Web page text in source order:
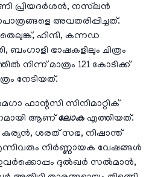
പ്രിയദർശൻ, നസ്‌ലൻ
അവതരിപ്പിച്ചത്.
തെലുങ്ക്, ഹിന്ദി, കന്നഡ
ബംഗാളി ഭാഷകളിലും ചിത്രം
നിന്ന് മാത്രം 121 കോടിക്ക്
നേടിയത്.
ഫാന്റസി സിനിമാറ്റിക്
ആണ്ലോക എത്തിയത്.
ശരത് സഭ, നിഷാന്ത്
നിർണ്ണായക വേഷങ്ങൾ
ഇവർക്കൊപ്പം ദുൽഖർ സൽമാൻ,